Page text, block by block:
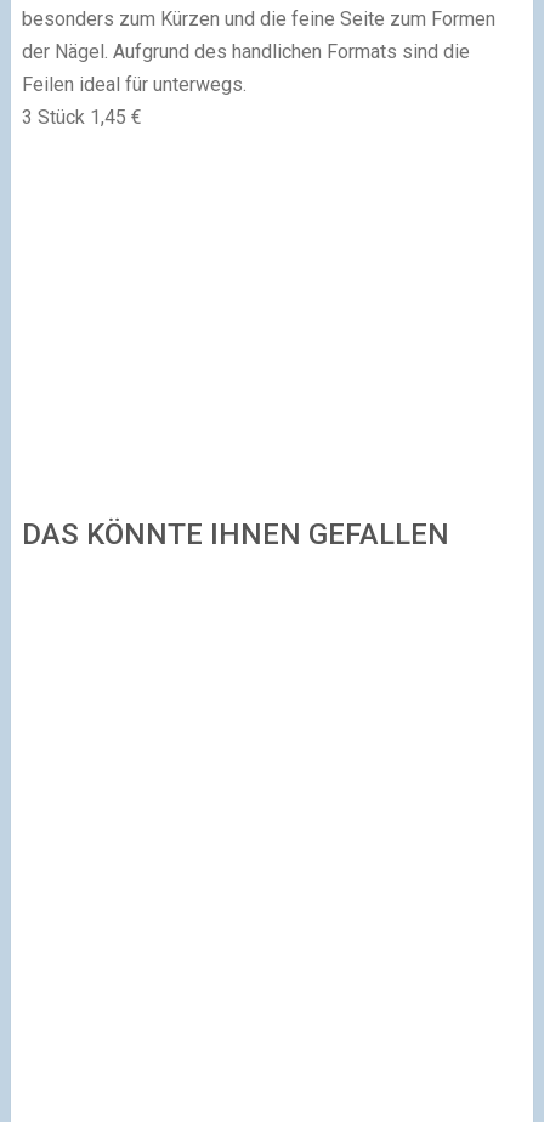
besonders zum Kürzen und die feine Seite zum Formen
der Nägel. Aufgrund des handlichen Formats sind die
Feilen ideal für unterwegs.
3 Stück 1,45 €
DAS KÖNNTE IHNEN GEFALLEN